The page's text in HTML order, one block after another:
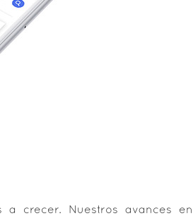
a crecer. Nuestros avances en